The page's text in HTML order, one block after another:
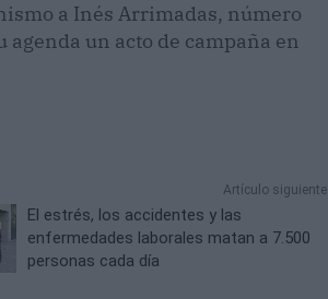
a Inés Arrimadas, número
un acto de campaña en
Artículo siguiente
El estrés, los accidentes y las
enfermedades laborales matan a 7.500
personas cada día